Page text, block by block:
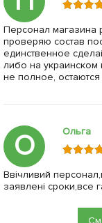
Персонал магазина
проверяю состав
единственное
либо на украинском
не полное,
О Ольга
Ввічливий
заявлені сроки,все